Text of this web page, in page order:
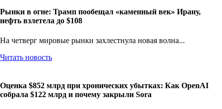
Рынки в огне: Трамп пообещал «каменный век» Ирану,
нефть взлетела до $108
На четверг мировые рынки захлестнула новая волна...
Читать новость
Оценка $852 млрд при хронических убытках: Как OpenAI
собрала $122 млрд и почему закрыли Sora